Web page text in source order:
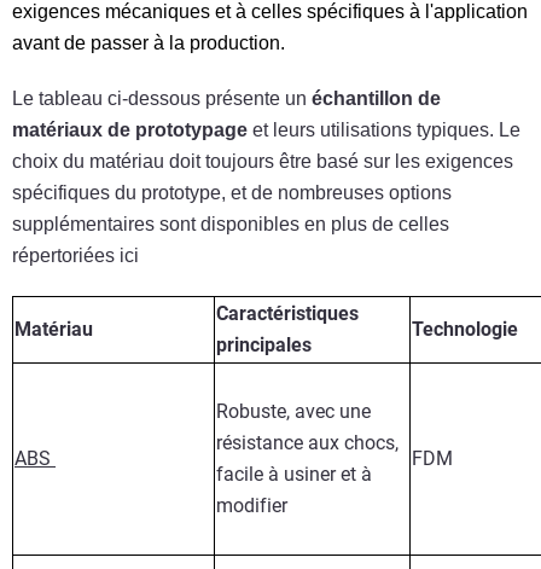
exigences mécaniques et à celles spécifiques à l'application
avant de passer à la production.
Le tableau ci-dessous présente un échantillon de
matériaux de prototypage et leurs utilisations typiques. Le
choix du matériau doit toujours être basé sur les exigences
spécifiques du prototype, et de nombreuses options
supplémentaires sont disponibles en plus de celles
répertoriées ici
Matériau
Caractéristiques
principales
Technologie
ABS
Robuste, avec une
résistance aux chocs,
facile à usiner et à
modifier
FDM